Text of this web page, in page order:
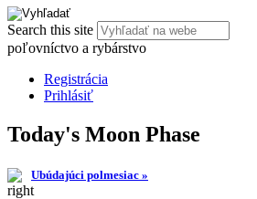
Search this site
poľovníctvo a rybárstvo
Registrácia
Prihlásiť
Today's Moon Phase
Ubúdajúci polmesiac »